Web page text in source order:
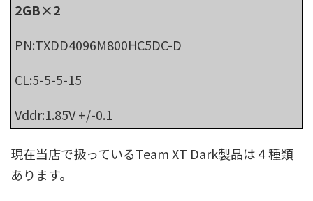
2GB×2
PN:TXDD4096M800HC5DC-D
CL:5-5-5-15
Vddr:1.85V +/-0.1
現在当店で扱っているTeam XT Dark製品は４種類
あります。